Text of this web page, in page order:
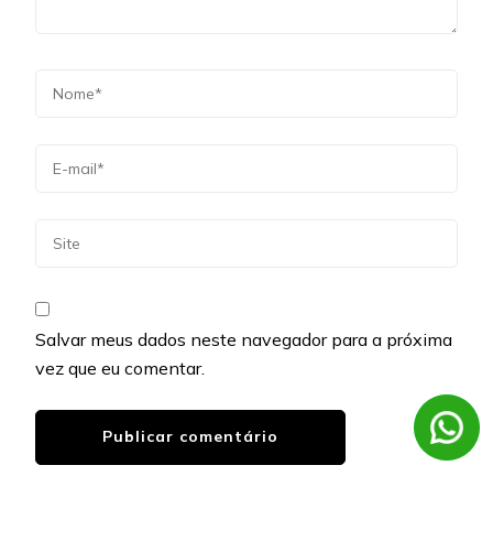
Salvar meus dados neste navegador para a próxima
vez que eu comentar.